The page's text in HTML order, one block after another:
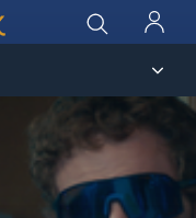
Sök
Logga